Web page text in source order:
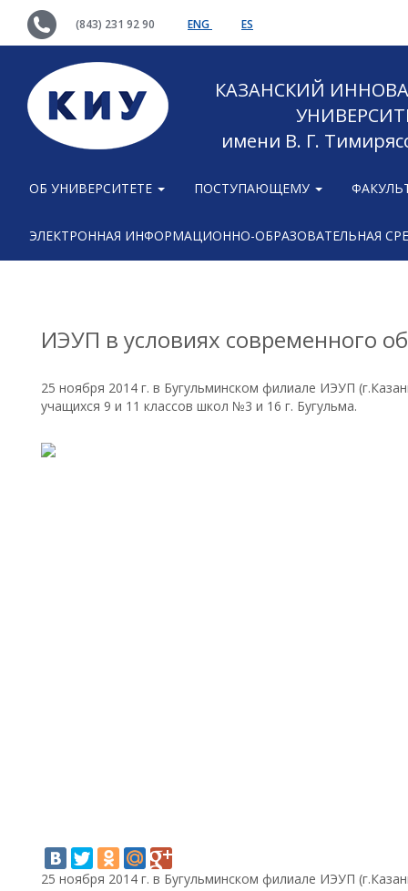
(843) 231 92 90 ENG ES
КАЗАНСКИЙ
имени В. Г.
ОБ УНИВЕРСИТЕТЕ ПОСТУПАЮЩЕМУ
ЭЛЕКТРОННАЯ ИНФОРМАЦИОННО-ОБРАЗОВАТЕЛЬНАЯ
ИЭУП в условиях современного
25 ноября 2014 г. в Бугульминском филиале ИЭУП
учащихся 9 и 11 классов школ №3 и 16 г. Бугульма.
25 ноября 2014 г. в Бугульминском филиале ИЭУП